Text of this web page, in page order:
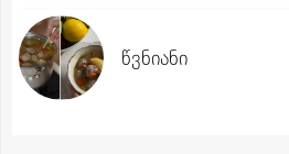
წვნიანი